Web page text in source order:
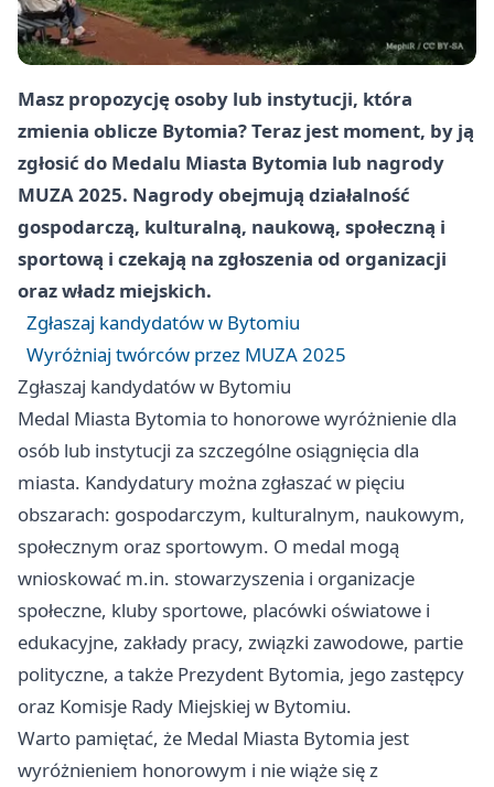
Masz propozycję osoby lub instytucji, która
zmienia oblicze Bytomia? Teraz jest moment, by ją
zgłosić do Medalu Miasta Bytomia lub nagrody
MUZA 2025. Nagrody obejmują działalność
gospodarczą, kulturalną, naukową, społeczną i
sportową i czekają na zgłoszenia od organizacji
oraz władz miejskich.
Zgłaszaj kandydatów w Bytomiu
Wyróżniaj twórców przez MUZA 2025
Zgłaszaj kandydatów w Bytomiu
Medal Miasta Bytomia to honorowe wyróżnienie dla
osób lub instytucji za szczególne osiągnięcia dla
miasta. Kandydatury można zgłaszać w pięciu
obszarach: gospodarczym, kulturalnym, naukowym,
społecznym oraz sportowym. O medal mogą
wnioskować m.in. stowarzyszenia i organizacje
społeczne, kluby sportowe, placówki oświatowe i
edukacyjne, zakłady pracy, związki zawodowe, partie
polityczne, a także Prezydent Bytomia, jego zastępcy
oraz Komisje Rady Miejskiej w Bytomiu.
Warto pamiętać, że Medal Miasta Bytomia jest
wyróżnieniem honorowym i nie wiąże się z